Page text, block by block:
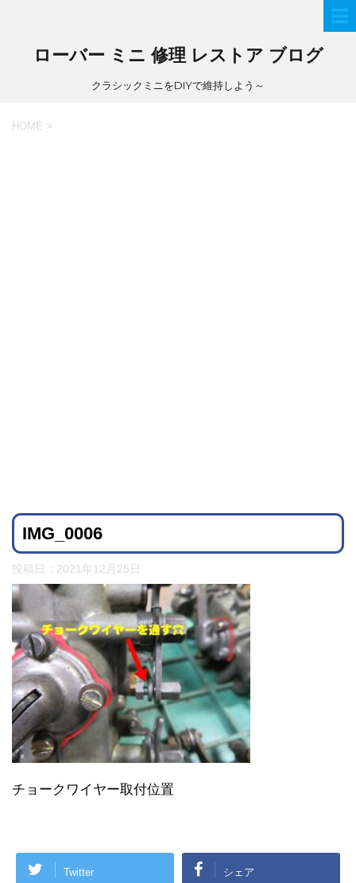
ローバー ミニ 修理 レストア ブログ
クラシックミニをDIYで維持しよう～
HOME >
IMG_0006
投稿日： 2021年12月25日
チョークワイヤー取付位置
Twitter シェア